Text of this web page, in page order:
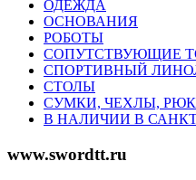
ОДЕЖДА
ОСНОВАНИЯ
РОБОТЫ
СОПУТСТВУЮЩИЕ
СПОРТИВНЫЙ
СТОЛЫ
СУМКИ, ЧЕХЛЫ,
В НАЛИЧИИ В
www.swordtt.ru